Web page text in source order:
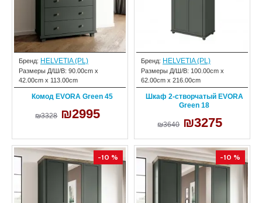
Бренд: HELVETIA (PL)
Размеры Д/Ш/В: 90.00cm x
42.00cm x 113.00cm
Комод EVORA Green 45
₪3328 ₪2995
Бренд: HELVETIA (PL)
Размеры Д/Ш/В: 100.00cm x
62.00cm x 216.00cm
Шкаф 2-створчатый EVORA
Green 18
₪3640 ₪3275
-10 % -10 %